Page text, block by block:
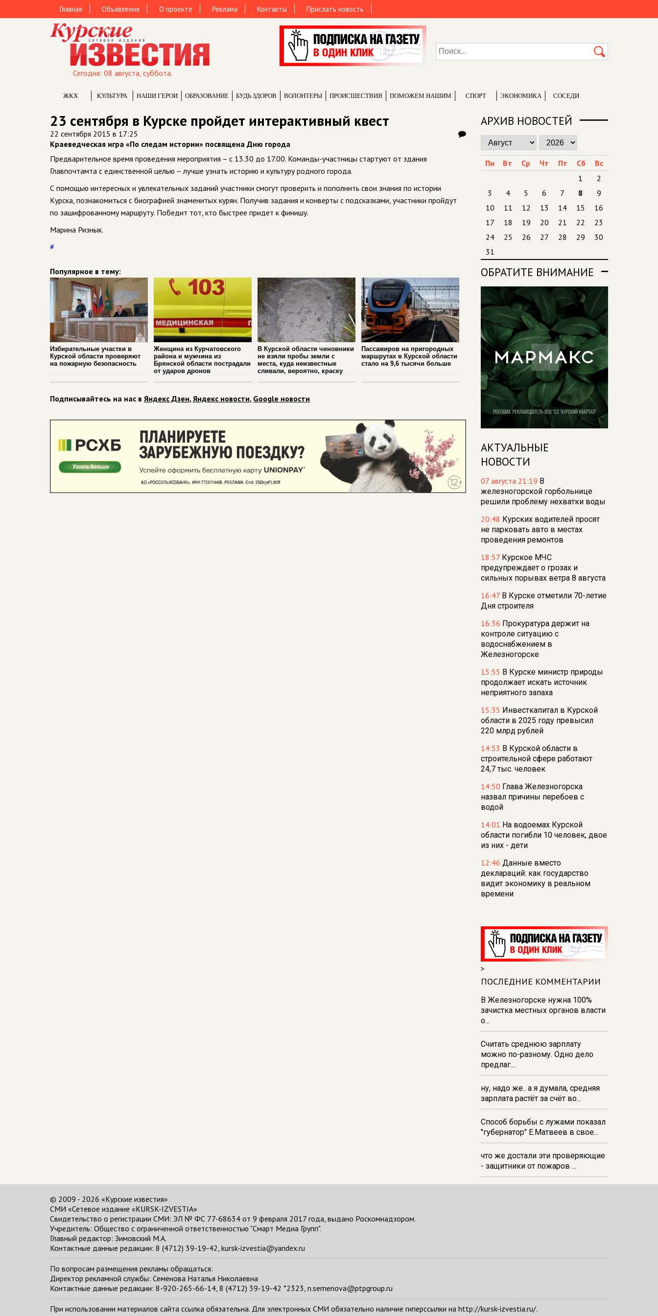
Главная Объявления О проекте Реклама Контакты Прислать новость
Сегодня: 08 августа, суббота.
ЖКХ КУЛЬТУРА НАШИ ГЕРОИ ОБРАЗОВАНИЕ БУДЬ ЗДОРОВ ВОЛОНТЕРЫ ПРОИCШЕСТВИЯ ПОМОЖЕМ НАШИМ СПОРТ ЭКОНОМИКА СОСЕДИ
23 сентября в Курске пройдет интерактивный квест
22 сентября 2015 в 17:25
Краеведческая игра «По следам истории» посвящена Дню города
Предварительное время проведения мероприятия – с 13.30 до 17.00. Команды-участницы стартуют от здания
Главпочтамта с единственной целью – лучше узнать историю и культуру родного города.
С помощью интересных и увлекательных заданий участники смогут проверить и пополнить свои знания по истории
Курска, познакомиться с биографией знаменитых курян. Получив задания и конверты с подсказками, участники пройдут
по зашифрованному маршруту. Победит тот, кто быстрее придет к финишу.
Марина Ризнык.
#
Популярное в тему:
Избирательные участки в
Курской области проверяют
на пожарную безопасность
Женщина из Курчатовского
района и мужчина из
Брянской области пострадали
от ударов дронов
В Курской области чиновники
не взяли пробы земли с
места, куда неизвестные
сливали, вероятно, краску
Пассажиров на пригородных
маршрутах в Курской области
стало на 9,6 тысячи больше
Подписывайтесь на нас в Яндекс Дзен,Яндекс новости, Google новости
АРХИВ НОВОСТЕЙ
Пн Вт Ср Чт Пт Сб
Вс
1
2
3
4 5 6 7 8
9
10
11 12 13 14 15
16
17
18 19 20 21 22
23
24
25 26 27 28 29
30
31
ОБРАТИТЕ ВНИМАНИЕ
АКТУАЛЬНЫЕ
НОВОСТИ
07 августа 21:19 В
железногорской горбольнице
решили проблему нехватки воды
20:48 Курских водителей просят
не парковать авто в местах
проведения ремонтов
18:57 Курское МЧС
предупреждает о грозах и
сильных порывах ветра 8 августа
16:47 В Курске отметили 70-летие
Дня строителя
16:36 Прокуратура держит на
контроле ситуацию с
водоснабжением в
Железногорске
15:55 В Курске министр природы
продолжает искать источник
неприятного запаха
15:35 Инвесткапитал в Курской
области в 2025 году превысил
220 млрд рублей
14:53 В Курской области в
строительной сфере работают
24,7 тыс. человек
14:50 Глава Железногорска
назвал причины перебоев с
водой
14:01 На водоемах Курской
области погибли 10 человек, двое
из них - дети
12:46 Данные вместо
деклараций: как государство
видит экономику в реальном
времени
Карла Маркса
12:17
В Курске прокуратура
добивается возмещения для
девочки - подростка ущерба за
побои
11:58В Курской области
обрушившаяся стена повлекла
возбуждение уголовного дела в
отношении ИП
11:52В Курске прокуратура
добивается выплаты более 1 млн
рублей зарплаты 32-м
работникам
>
ПОСЛЕДНИЕ КОММЕНТАРИИ
В Железногорске нужна 100%
зачистка местных органов власти
о...
Считать среднюю зарплату
можно по-разному. Одно дело
предлаг...
ну, надо же.. а я думала, средняя
зарплата растёт за счёт во...
Способ борьбы с лужами показал
"губернатор" Е.Матвеев в свое...
что же достали эти проверяющие
- защитники от пожаров ...
© 2009 - 2026 «Курские известия»
СМИ «Сетевое издание «KURSK-IZVESTIA»
Свидетельство о регистрации СМИ: ЭЛ № ФС 77-68634 от 9 февраля 2017 года, выдано Роскомнадзором.
Учредитель: Общество с ограниченной ответственностью "Смарт Медиа Групп".
Главный редактор: Зимовский М.А.
Контактные данные редакции: 8 (4712) 39-19-42, kursk-izvestia@yandex.ru
По вопросам размещения рекламы обращаться:
Директор рекламной службы: Семенова Наталья Николаевна
Контактные данные редакции: 8-920-265-66-14, 8 (4712) 39-19-42 *2323, n.semenova@ptpgroup.ru
При использовании материалов сайта ссылка обязательна. Для электронных СМИ обязательно наличие гиперссылки на http://kursk-izvestia.ru/.